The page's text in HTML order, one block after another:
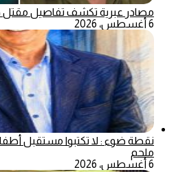
مصادر عبرية تكشف تفاصيل مقتل
6 أغسطس، 2026
نقطة ضوء : لا تكتبوا مستقبل
ملحم
6 أغسطس، 2026